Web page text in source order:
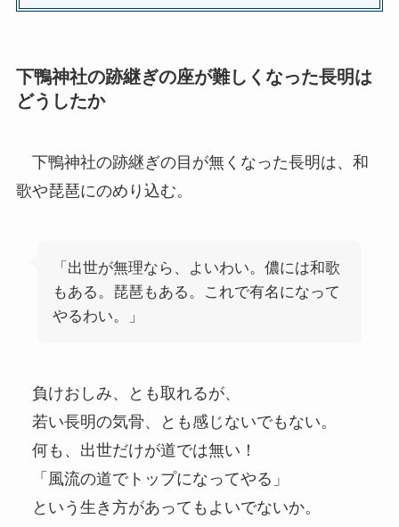
下鴨神社の跡継ぎの座が難しくなった長明は
どうしたか
下鴨神社の跡継ぎの目が無くなった長明は、和
歌や琵琶にのめり込む。
「出世が無理なら、よいわい。儂には和歌
もある。琵琶もある。これで有名になって
やるわい。」
負けおしみ、とも取れるが、
若い長明の気骨、とも感じないでもない。
何も、出世だけが道では無い！
「風流の道でトップになってやる」
という生き方があってもよいでないか。